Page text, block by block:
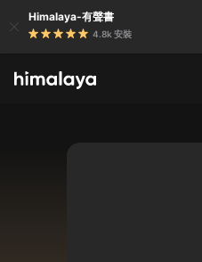
Himalaya-有聲書
4.8k 安裝